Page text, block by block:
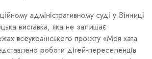
адміністративному суді у Вінниці
виставка, яка не залишає
всеукраїнського проєкту «Моя хата
роботи дітей-переселенців